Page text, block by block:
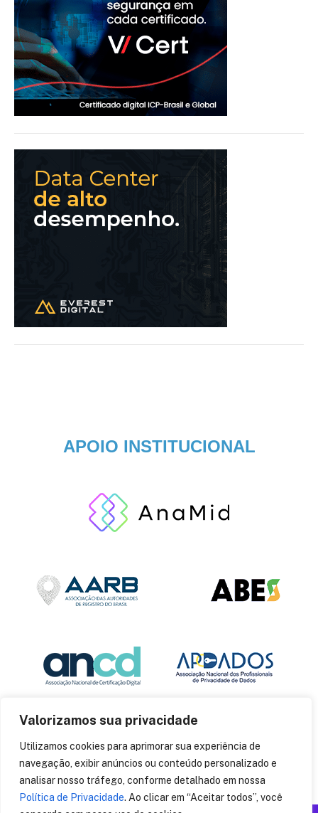
Valorizamos sua privacidade
Utilizamos cookies para aprimorar sua experiência de
navegação, exibir anúncios ou conteúdo personalizado e
analisar nosso tráfego, conforme detalhado em nossa
Política de Privacidade. Ao clicar em “Aceitar todos”, você
APOIO INSTITUCIONAL